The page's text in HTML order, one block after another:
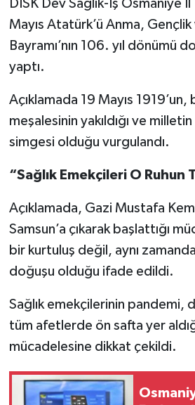
DİSK Dev Sağlık-İş Osmaniye
Mayıs Atatürk’ü Anma,
Bayramı’nın 106. yıl dönümü
yaptı.
Açıklamada 19 Mayıs 1919’un,
meşalesinin yakıldığı ve milletin
simgesi olduğu vurgulandı.
“Sağlık Emekçileri O Ruhun
Açıklamada, Gazi Mustafa
Samsun’a çıkarak başlattığı
bir kurtuluş değil, aynı
doğuşu olduğu ifade edildi.
Sağlık emekçilerinin pandemi,
tüm afetlerde ön safta yer
mücadelesine dikkat çekildi.